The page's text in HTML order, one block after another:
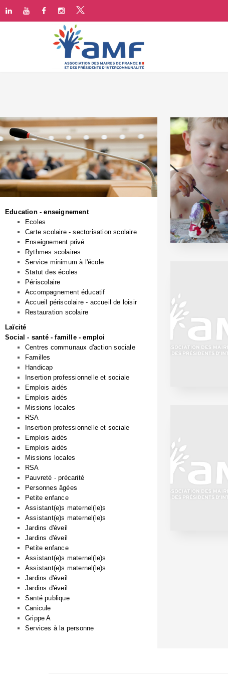
Education - enseignement
Ecoles
Carte scolaire - sectorisation scolaire
Enseignement privé
Rythmes scolaires
Service minimum à l'école
Statut des écoles
Périscolaire
Accompagnement éducatif
Accueil périscolaire - accueil de loisir
Restauration scolaire
Laïcité
Social - santé - famille - emploi
Centres communaux d'action sociale
Familles
Handicap
Insertion professionnelle et sociale
Emplois aidés
Emplois aidés
Missions locales
RSA
Insertion professionnelle et sociale
Emplois aidés
Emplois aidés
Missions locales
RSA
Pauvreté - précarité
Personnes âgées
Petite enfance
Assistant(e)s maternel(le)s
Assistant(e)s maternel(le)s
Jardins d'éveil
Jardins d'éveil
Petite enfance
Assistant(e)s maternel(le)s
Assistant(e)s maternel(le)s
Jardins d'éveil
Jardins d'éveil
Santé publique
Canicule
Grippe A
Services à la personne